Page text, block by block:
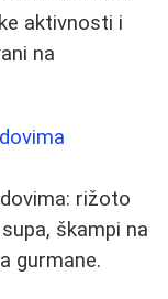
aktivnosti i
na
rižoto
škampi na
gurmane.